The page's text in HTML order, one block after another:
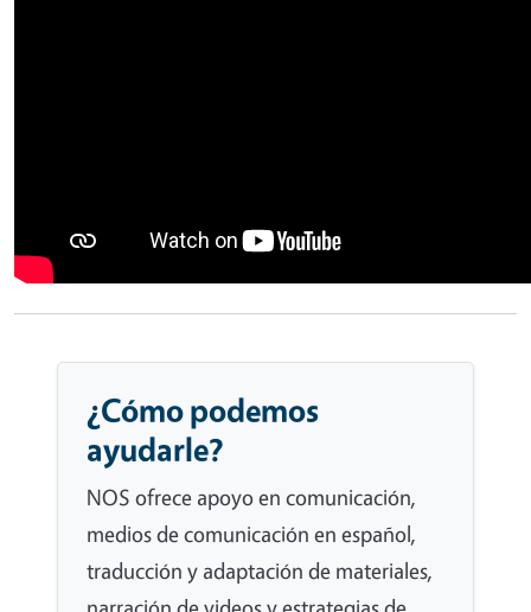
¿Cómo podemos
ayudarle?
NOS ofrece apoyo en comunicación,
medios de comunicación en español,
traducción y adaptación de materiales,